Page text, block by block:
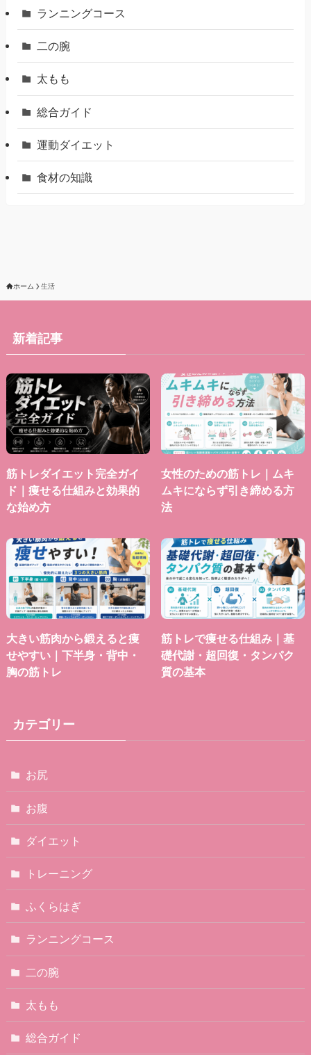
ランニングコース
二の腕
太もも
総合ガイド
運動ダイエット
食材の知識
ホーム 生活
新着記事
筋トレダイエット完全ガイ
ド｜痩せる仕組みと効果的
な始め方
女性のための筋トレ｜ムキ
ムキにならず引き締める方
法
大きい筋肉から鍛えると痩
せやすい｜下半身・背中・
胸の筋トレ
筋トレで痩せる仕組み｜基
礎代謝・超回復・タンパク
質の基本
カテゴリー
お尻
お腹
ダイエット
トレーニング
ふくらはぎ
ランニングコース
二の腕
太もも
総合ガイド